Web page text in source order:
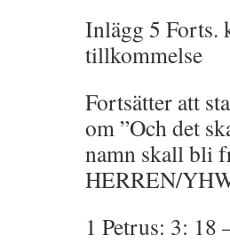
Inlägg 5 Forts.
tillkommelse
Fortsätter att
om ”Och det
namn skall bli
HERREN/
1 Petrus: 3: 18